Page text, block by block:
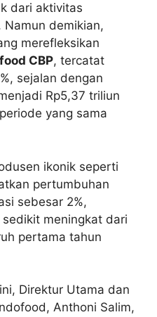
dari aktivitas
Namun demikian,
merefleksikan
CBP, tercatat
sejalan dengan
Rp5,37 triliun
yang sama
ikonik seperti
pertumbuhan
sebesar 2%,
meningkat dari
pertama tahun
ini, Direktur Utama dan
Anthoni Salim,